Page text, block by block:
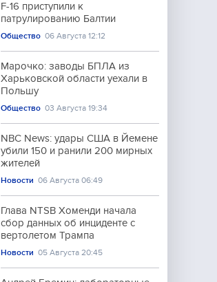
F-16 приступили к
патрулированию Балтии
Общество 06 Августа 12:12
Марочко: заводы БПЛА из
Харьковской области уехали в
Польшу
Общество 03 Августа 19:34
NBC News: удары США в Йемене
убили 150 и ранили 200 мирных
жителей
Новости 06 Августа 06:49
Глава NTSB Хоменди начала
сбор данных об инциденте с
вертолетом Трампа
Новости 05 Августа 20:45